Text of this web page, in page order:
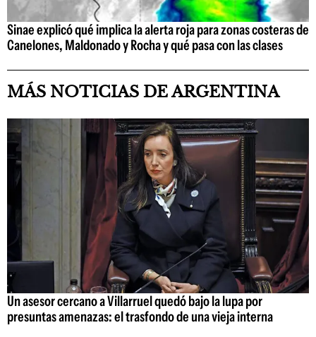
Sinae explicó qué implica la alerta roja para zonas costeras de
Canelones, Maldonado y Rocha y qué pasa con las clases
MÁS NOTICIAS DE ARGENTINA
Un asesor cercano a Villarruel quedó bajo la lupa por
presuntas amenazas: el trasfondo de una vieja interna